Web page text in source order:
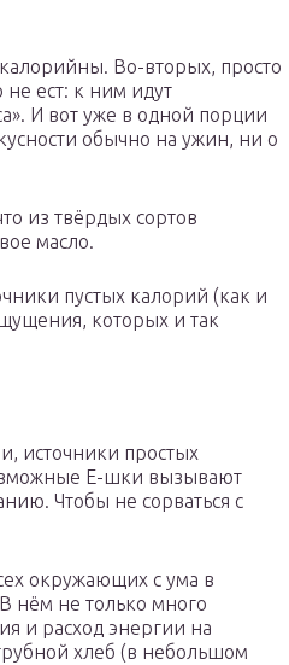
Во-вторых, просто
не ест: к ним идут
И вот уже в одной порции
обычно на ужин, ни о
из твёрдых сортов
масло.
пустых калорий (как и
которых и так
источники простых
Е-шки вызывают
Чтобы не сорваться с
окружающих с ума в
нём не только много
и расход энергии на
хлеб (в небольшом